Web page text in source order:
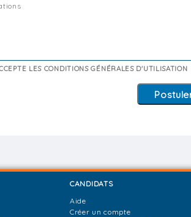
LES CONDITIONS GÉNÉRALES D'UTILISATION
CANDIDATS
Aide
Créer un compte